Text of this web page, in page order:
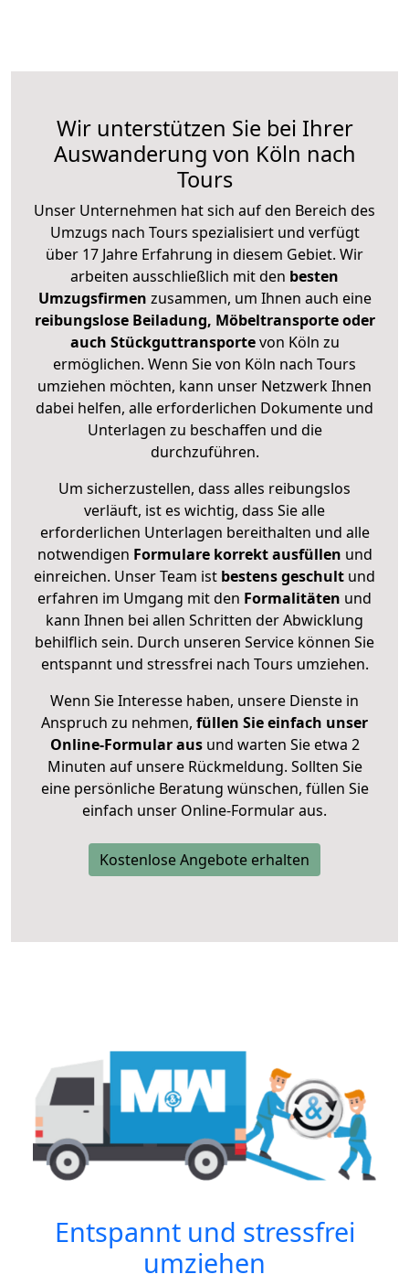
Wir unterstützen Sie bei Ihrer
Auswanderung von Köln nach
Tours
Unser Unternehmen hat sich auf den Bereich des
Umzugs nach Tours spezialisiert und verfügt
über 17 Jahre Erfahrung in diesem Gebiet. Wir
arbeiten ausschließlich mit den besten
Umzugsfirmen zusammen, um Ihnen auch eine
reibungslose Beiladung, Möbeltransporte oder
auch Stückguttransportevon Köln zu
ermöglichen. Wenn Sie von Köln nach Tours
umziehen möchten, kann unser Netzwerk Ihnen
dabei helfen, alle erforderlichen Dokumente und
Unterlagen zu beschaffen und die
durchzuführen.
Um sicherzustellen, dass alles reibungslos
verläuft, ist es wichtig, dass Sie alle
erforderlichen Unterlagen bereithalten und alle
notwendigen Formulare korrekt ausfüllen und
einreichen. Unser Team ist bestens geschult und
erfahren im Umgang mit den Formalitäten und
kann Ihnen bei allen Schritten der Abwicklung
behilflich sein. Durch unseren Service können Sie
entspannt und stressfrei nach Tours umziehen.
Wenn Sie Interesse haben, unsere Dienste in
Anspruch zu nehmen, füllen Sie einfach unser
Online-Formular ausund warten Sie etwa 2
Minuten auf unsere Rückmeldung. Sollten Sie
eine persönliche Beratung wünschen, füllen Sie
einfach unser Online-Formular aus.
Kostenlose Angebote erhalten
Entspannt und stressfrei
umziehen